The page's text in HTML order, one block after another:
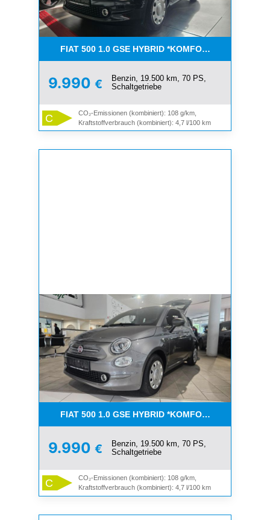
FIAT 500 1.0 GSE HYBRID *KOMFORT PAKET*CAR-
9.990 €
Benzin, 19.500 km, 70 PS,
Schaltgetriebe
C
CO₂-Emissionen (kombiniert): 108 g/km,
Kraftstoffverbrauch (kombiniert): 4,7 l/100 km
FIAT 500 1.0 GSE HYBRID *KOMFORT PAKET*CAR-
9.990 €
Benzin, 19.500 km, 70 PS,
Schaltgetriebe
C
CO₂-Emissionen (kombiniert): 108 g/km,
Kraftstoffverbrauch (kombiniert): 4,7 l/100 km